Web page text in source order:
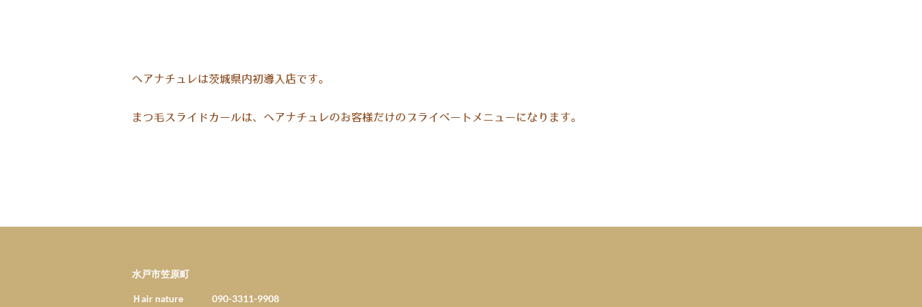
ヘアナチュレは茨城県内初導入店です。
まつ毛スライドカールは、ヘアナチュレのお客様だけのプライベートメニューになります。
水戸市笠原町
Ｈair nature 090-3311-9908